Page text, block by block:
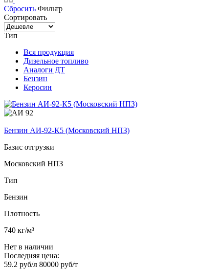
Сбросить Фильтр
Сортировать
Тип
Вся продукция
Дизельное топливо
Аналоги ДТ
Бензин
Керосин
Бензин АИ-92-К5 (Московский НПЗ)
Базис отгрузки
Московский НПЗ
Тип
Бензин
Плотность
740 кг/м³
Нет в наличии
Последняя цена:
59.2 руб/л 80000 руб/т